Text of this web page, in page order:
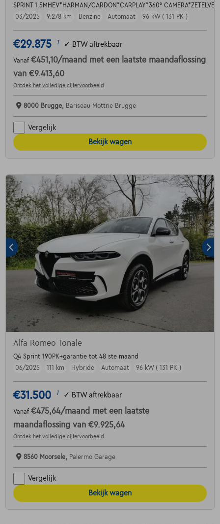
SPRINT 1.5MHEV*HARMAN/CARDON*CARPLAY*360°
03/2025
9.278 km Benzine Automaat 96 kW ( 131 PK )
€29.875 1 ✓ BTW aftrekbaar
Vanaf €451,10/maand met een laatste maandaflossing
van €9.413,60
Ontdek het volledige cijfervoorbeeld
8000 Brugge, Bariseau Mottrie Brugge
Vergelijk
Bekijk wagen
Alfa Romeo Tonale
Q4 Sprint 190PK+garantie tot 48 ste maand
06/2025
111 km Hybride Automaat 96 kW ( 131 PK )
€31.500 1 ✓ BTW aftrekbaar
Vanaf €475,64/maand met een laatste
maandaflossing van €9.925,64
Ontdek het volledige cijfervoorbeeld
8560 Moorsele, Palermo Garage
Vergelijk
Bekijk wagen